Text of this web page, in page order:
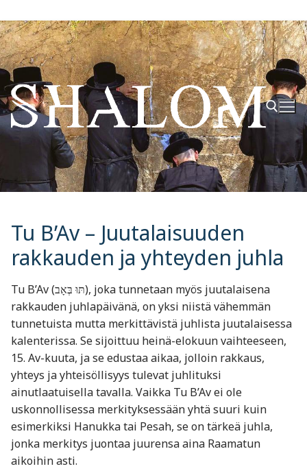
Hyppää
sisältöön
Hae:
Tu B’Av – Juutalaisuuden
rakkauden ja yhteyden juhla
Tu B’Av (תּוּ בְּאָב), joka tunnetaan myös juutalaisena
rakkauden juhlapäivänä, on yksi niistä vähemmän
tunnetuista mutta merkittävistä juhlista juutalaisessa
kalenterissa. Se sijoittuu heinä-elokuun vaihteeseen,
15. Av-kuuta, ja se edustaa aikaa, jolloin rakkaus,
yhteys ja yhteisöllisyys tulevat juhlituksi
ainutlaatuisella tavalla. Vaikka Tu B’Av ei ole
uskonnollisessa merkityksessään yhtä suuri kuin
esimerkiksi Hanukka tai Pesah, se on tärkeä juhla,
jonka merkitys juontaa juurensa aina Raamatun
aikoihin asti.